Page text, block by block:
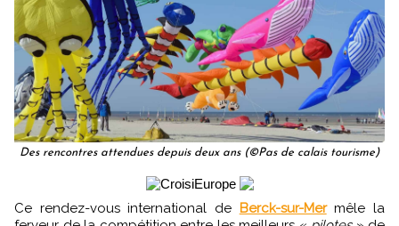
Des rencontres attendues depuis deux ans (©Pas de calais tourisme)
Ce rendez-vous international de Berck-sur-Mermêle la